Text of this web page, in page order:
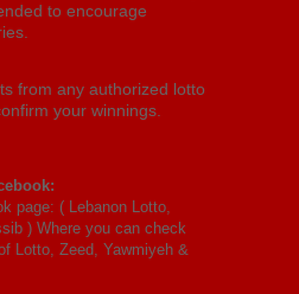
to encourage
from any authorized lotto
your winnings.
page: ( Lebanon Lotto,
) Where you can check
Lotto, Zeed, Yawmiyeh &